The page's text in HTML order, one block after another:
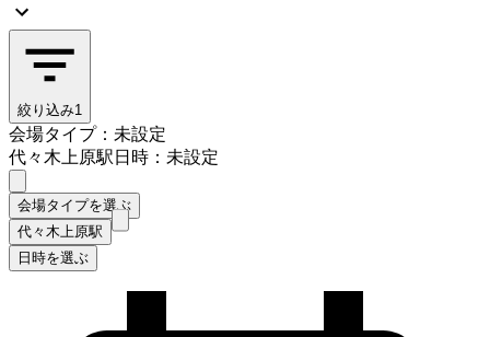
絞り込み1
会場タイプ：未設定
代々木上原駅日時：未設定
会場タイプを選ぶ
代々木上原駅
日時を選ぶ